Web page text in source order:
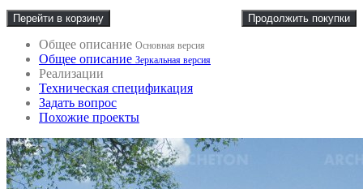
Перейти в корзину Продолжить покупки
Общее описание Основная версия
Общее описание Зеркальная версия
Реализации
Техническая спецификация
Задать вопрос
Похожие проекты